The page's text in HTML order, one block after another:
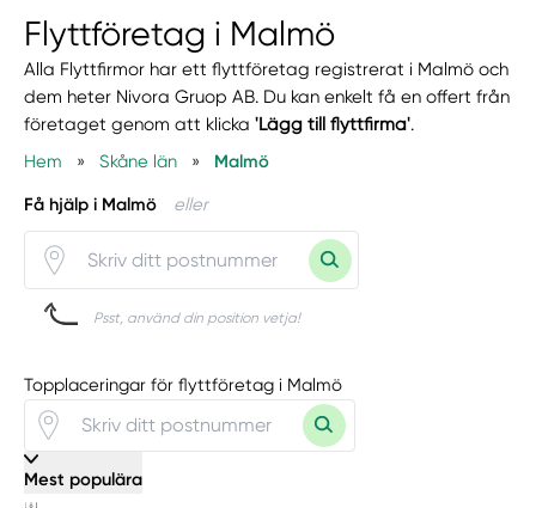
Flyttföretag i Malmö
Alla Flyttfirmor har ett flyttföretag registrerat i Malmö och
dem heter Nivora Gruop AB. Du kan enkelt få en offert från
företaget genom att klicka'Lägg till flyttfirma'.
Hem
» Skåne län » Malmö
Få hjälp i Malmö eller
Psst, använd din position vetja!
Topplaceringar för flyttföretag i Malmö
Mest populära